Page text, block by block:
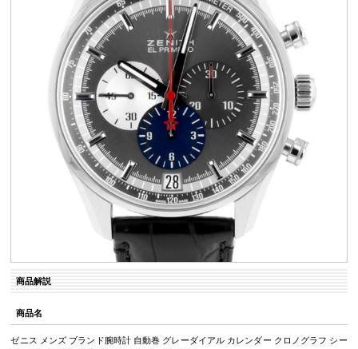
商品解説
商品名
ゼニス メンズ ブランド腕時計 自動巻 グレーダイアル カレンダー クロノグラフ シー